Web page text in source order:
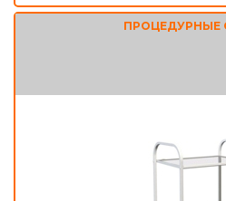
ПРОЦЕДУРНЫЕ